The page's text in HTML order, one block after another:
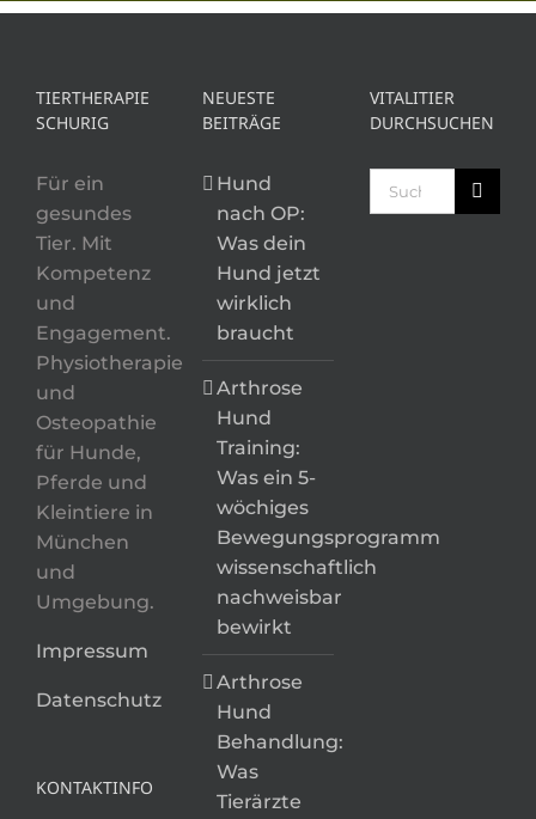
steckt.
VitaliTier
TIERTHERAPIE
SCHURIG
Für ein
gesundes
Tier. Mit
Kompetenz
und
Engagement.
Physiotherapie
und
Osteopathie
für Hunde,
Pferde und
Kleintiere in
München
und
Umgebung.
Impressum
Datenschutz
KONTAKTINFO
NEUESTE
BEITRÄGE
Hund
nach OP:
Was dein
Hund jetzt
wirklich
braucht
Arthrose
Hund
Training:
Was ein 5-
wöchiges
Bewegungsprogramm
wissenschaftlich
nachweisbar
bewirkt
Arthrose
Hund
Behandlung:
Was
Tierärzte
VITALITIER
DURCHSUCHEN
Suche
nach: